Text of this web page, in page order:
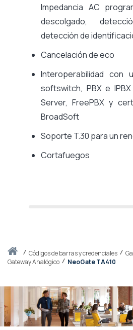
Iniciocódigos de barras y credenciales
Gateway Analógico
NeoGate TA410
Impedancia AC
descolgado,
detección de
Cancelación de eco
Interoperabilidad con
softswitch, PBX e
Server, FreePBX y
BroadSoft
Soporte T.30 para un
Cortafuegos